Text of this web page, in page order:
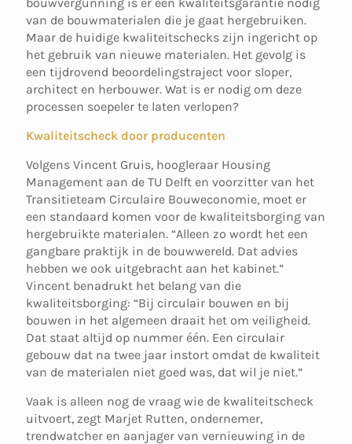
van de bouwmaterialen die je gaat hergebruiken.
Maar de huidige kwaliteitschecks zijn ingericht op
het gebruik van nieuwe materialen. Het gevolg is
een tijdrovend beoordelingstraject voor sloper,
architect en herbouwer. Wat is er nodig om deze
processen soepeler te laten verlopen?
Kwaliteitscheck door producenten
Volgens Vincent Gruis, hoogleraar Housing
Management aan de TU Delft en voorzitter van het
Transitieteam Circulaire Bouweconomie, moet er
een standaard komen voor de kwaliteitsborging van
hergebruikte materialen. “Alleen zo wordt het een
gangbare praktijk in de bouwwereld. Dat advies
hebben we ook uitgebracht aan het kabinet.”
Vincent benadrukt het belang van die
kwaliteitsborging: “Bij circulair bouwen en bij
bouwen in het algemeen draait het om veiligheid.
Dat staat altijd op nummer één. Een circulair
gebouw dat na twee jaar instort omdat de kwaliteit
van de materialen niet goed was, dat wil je niet.”
Vaak is alleen nog de vraag wie de kwaliteitscheck
uitvoert, zegt Marjet Rutten, ondernemer,
trendwatcher en aanjager van vernieuwing in de